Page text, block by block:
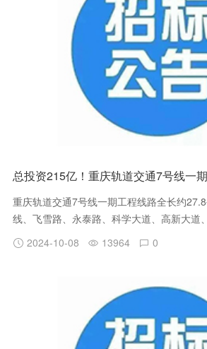
总投资215亿！重庆轨道交通7号线一
重庆轨道交通7号线一期工程线路全长约
线、飞雪路、永泰路、科学大道、高新大道
站18座，换乘站7座，分别与规划17号线、
线、19号线及既有1号线换乘；一期工程全
2024-10-08 13964 0